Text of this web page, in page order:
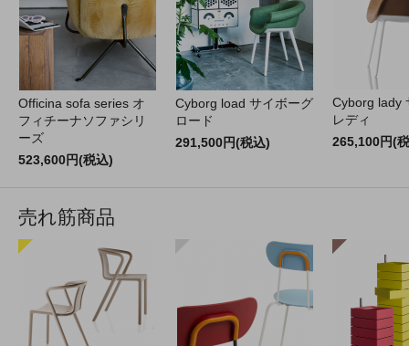
Officina sofa series オ
フィチーナソファシリ
ーズ
523,600円(税込)
Cyborg load サイボーグ
ロード
291,500円(税込)
Cyborg lady
レディ
265,100円(
売れ筋商品